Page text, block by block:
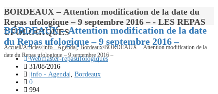
BORDEAUX – Attention modification de la date du
Repas ufologique – 9 septembre 2016 – - LES REPAS
UFOLOGIQUES
Accueil/Articles/|info - Agenda|,Bordeaux/BORDEAUX – Attention modification de la
date du Repas ufologique – 9 septembre 2016 –
BORDEAUX – Attention modification de la date
du Repas ufologique – 9 septembre 2016 –
Webmaster-repasufologiques
31/08/2016
|info - Agenda| , Bordeaux
0
994